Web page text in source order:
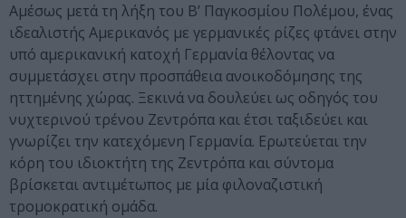
Αμέσως μετά τη λήξη του Β’ Παγκοσμίου Πολέμου, ένας
ιδεαλιστής Αμερικανός με γερμανικές ρίζες φτάνει στην
υπό αμερικανική κατοχή Γερμανία θέλοντας να
συμμετάσχει στην προσπάθεια ανοικοδόμησης της
ηττημένης χώρας. Ξεκινά να δουλεύει ως οδηγός του
νυχτερινού τρένου Ζεντρόπα και έτσι ταξιδεύει και
γνωρίζει την κατεχόμενη Γερμανία. Ερωτεύεται την
κόρη του ιδιοκτήτη της Ζεντρόπα και σύντομα
βρίσκεται αντιμέτωπος με μία φιλοναζιστική
τρομοκρατική ομάδα.